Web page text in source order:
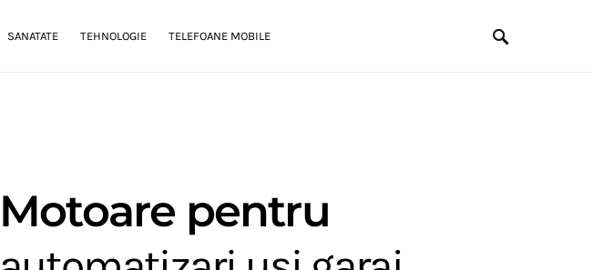
SANATATE TEHNOLOGIE TELEFOANE MOBILE
Motoare pentru